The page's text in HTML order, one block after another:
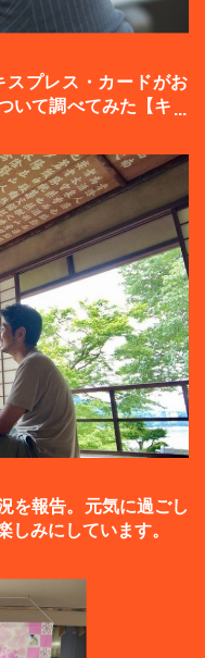
スプレス・カードがお
いて調べてみた【キャ
を報告。元気に過ごし
しみにしています。